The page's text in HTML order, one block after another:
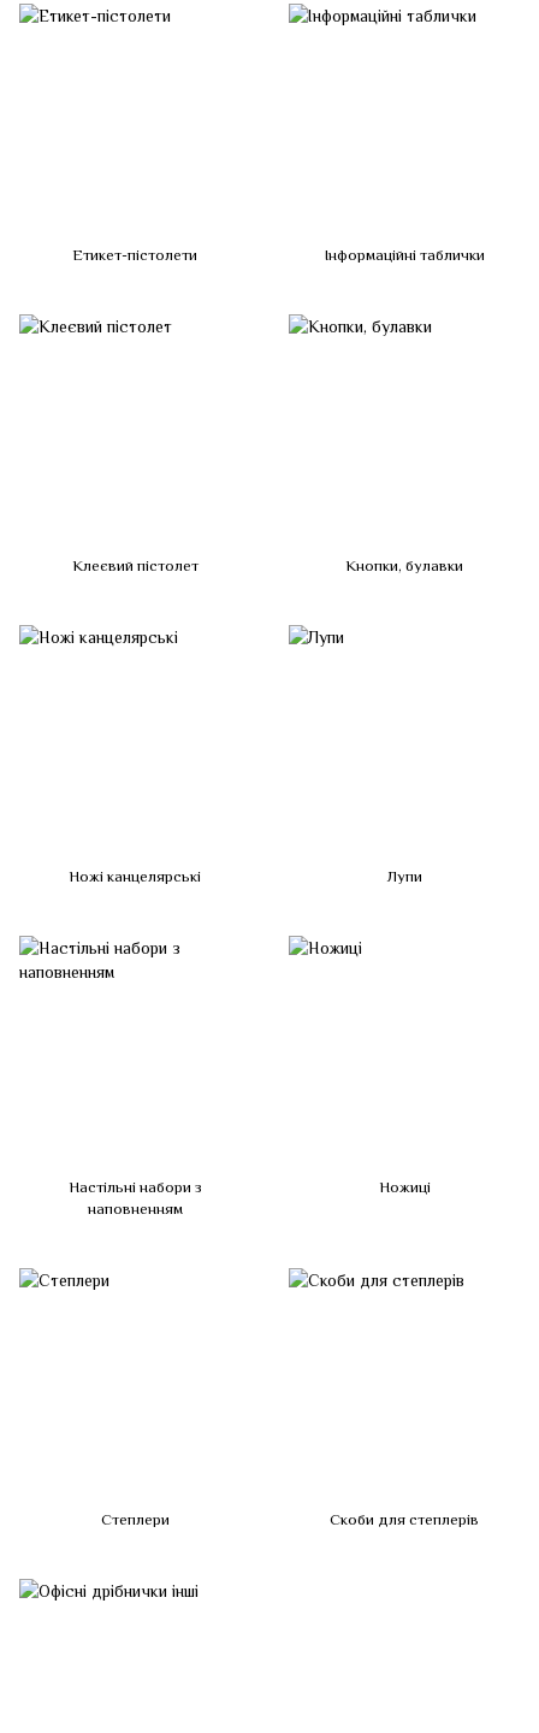
Етикет-пістолети Інформаційні таблички
Клеєвий пістолет Кнопки, булавки
Ножі канцелярські Лупи
Настільні набори з
наповненням
Ножиці
Степлери Скоби для степлерів